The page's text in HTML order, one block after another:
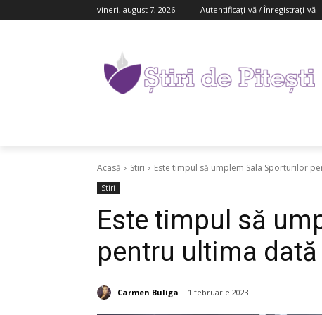
vineri, august 7, 2026 Autentificați-vă / Înregistrați-vă
Acasă Stiri Este timpul să umplem Sala Sporturilor
Stiri
Este timpul să
pentru ultima dată
Carmen Buliga 1 februarie 2023